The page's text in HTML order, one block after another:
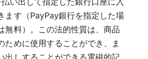
ます（PayPay銀行を指定した場
無料）。この法的性質は、商品
ために使用することができ、ま
出しすることができる電磁的記